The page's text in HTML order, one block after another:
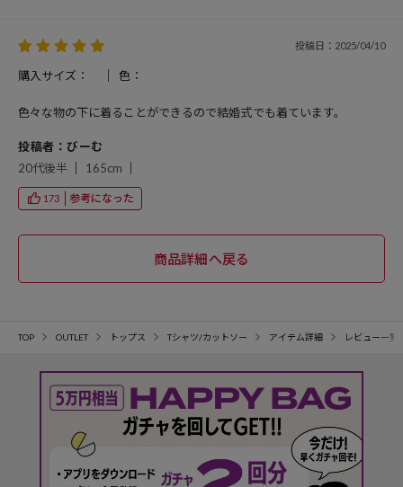
投稿日：2025/04/10
購入サイズ： 色：
色々な物の下に着ることができるので結婚式でも着ています。
投稿者：びーむ
20代後半
165cm
173 参考になった
TOP OUTLET トップス Tシャツ/カットソー アイテム詳細 レビュー一覧